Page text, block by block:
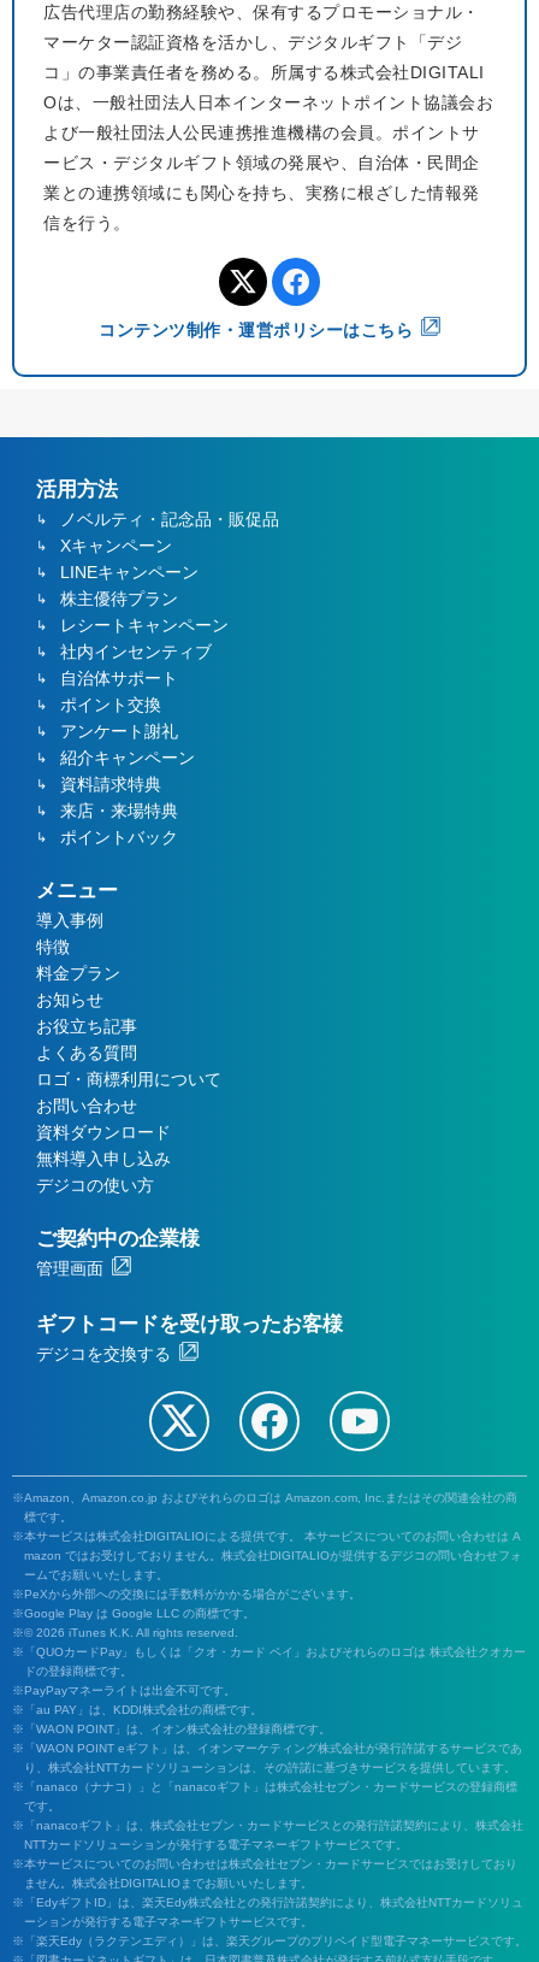
広告代理店の勤務経験や、保有するプロモーショナル・
マーケター認証資格を活かし、デジタルギフト「デジ
コ」の事業責任者を務める。所属する株式会社DIGITALI
Oは、一般社団法人日本インターネットポイント協議会お
よび一般社団法人公民連携推進機構の会員。ポイントサ
ービス・デジタルギフト領域の発展や、自治体・民間企
業との連携領域にも関心を持ち、実務に根ざした情報発
信を行う。
コンテンツ制作・運営ポリシーはこちら
活用方法
ノベルティ・記念品・販促品
Xキャンペーン
LINEキャンペーン
株主優待プラン
レシートキャンペーン
社内インセンティブ
自治体サポート
ポイント交換
アンケート謝礼
紹介キャンペーン
資料請求特典
来店・来場特典
ポイントバック
メニュー
導入事例
特徴
料金プラン
お知らせ
お役立ち記事
よくある質問
ロゴ・商標利用について
お問い合わせ
資料ダウンロード
無料導入申し込み
デジコの使い方
ご契約中の企業様
管理画面
ギフトコードを受け取ったお客様
デジコを交換する
Amazon、Amazon.co.jp およびそれらのロゴは Amazon.com, Inc.またはその関連会社の商
標です。
本サービスは株式会社DIGITALIOによる提供です。 本サービスについてのお問い合わせは A
mazon ではお受けしておりません。株式会社DIGITALIOが提供するデジコの問い合わせフォ
ームでお願いいたします。
PeXから外部への交換には手数料がかかる場合がございます。
Google Play は Google LLC の商標です。
© 2026 iTunes K.K. All rights reserved.
「QUOカードPay」もしくは「クオ・カード ペイ」およびそれらのロゴは 株式会社クオカー
ドの登録商標です。
PayPayマネーライトは出金不可です。
「au PAY」は、KDDI株式会社の商標です。
「WAON POINT」は、イオン株式会社の登録商標です。
「WAON POINT eギフト」は、イオンマーケティング株式会社が発行許諾するサービスであ
り、株式会社NTTカードソリューションは、その許諾に基づきサービスを提供しています。
「nanaco（ナナコ）」と「nanacoギフト」は株式会社セブン・カードサービスの登録商標
です。
「nanacoギフト」は、株式会社セブン・カードサービスとの発行許諾契約により、株式会社
NTTカードソリューションが発行する電子マネーギフトサービスです。
本サービスについてのお問い合わせは株式会社セブン・カードサービスではお受けしており
ません。株式会社DIGITALIOまでお願いいたします。
「EdyギフトID」は、楽天Edy株式会社との発行許諾契約により、株式会社NTTカードソリュ
ーションが発行する電子マネーギフトサービスです。
「楽天Edy（ラクテンエディ）」は、楽天グループのプリペイド型電子マネーサービスです。